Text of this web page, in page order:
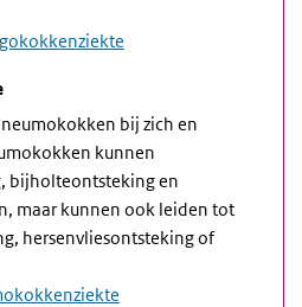
bij zich en
kunnen
bijholteontsteking en
maar kunnen ook leiden tot
hersenvliesontsteking of